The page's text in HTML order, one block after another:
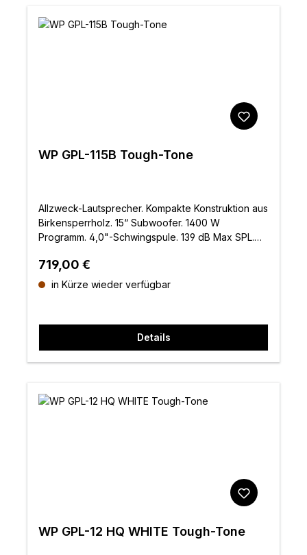
WP GPL-115B Tough-Tone
Allzweck-Lautsprecher. Kompakte Konstruktion aus
Birkensperrholz. 15“ Subwoofer. 1400 W
Programm. 4,0"-Schwingspule. 139 dB Max SPL.
Regulärer Preis:
719,00 €
in Kürze wieder verfügbar
Details
WP GPL-12 HQ WHITE Tough-Tone